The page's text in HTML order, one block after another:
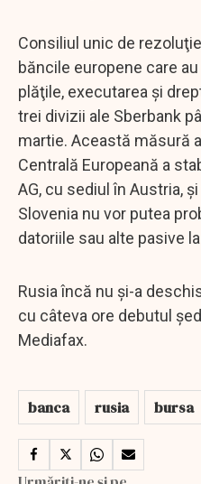
Consiliul unic de
băncile europene care
plăţile, executarea şi
trei divizii ale Sberbank
martie. Această măsură
Centrală Europeană a
AG, cu sediul în Austria,
Slovenia nu vor putea
datoriile sau alte pasive
Rusia încă nu şi-a
cu câteva ore debutul
Mediafax.
banca rusia bursa